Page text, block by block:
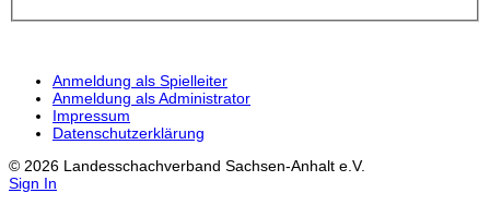
Anmeldung als Spielleiter
Anmeldung als Administrator
Impressum
Datenschutzerklärung
© 2026 Landesschachverband Sachsen-Anhalt e.V.
Sign In